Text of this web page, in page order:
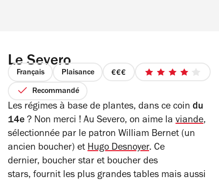
Le Severo
Français Plaisance
prix
sur
4
Recommandé
Les régimes à base de plantes, dans ce coin du
14e ? Non merci ! Au Severo, on aime la viande,
sélectionnée par le patron William Bernet (un
ancien boucher) et Hugo Desnoyer. Ce
dernier, boucher star et boucher des
stars, fournit les plus grandes tables mais aussi